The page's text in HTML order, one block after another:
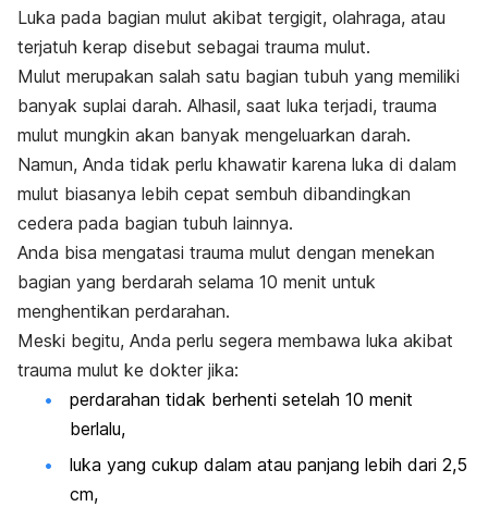
Luka pada bagian mulut akibat tergigit, olahraga, atau
terjatuh kerap disebut sebagai trauma mulut.
Mulut merupakan salah satu bagian tubuh yang memiliki
banyak suplai darah. Alhasil, saat luka terjadi, trauma
mulut mungkin akan banyak mengeluarkan darah.
Namun, Anda tidak perlu khawatir karena luka di dalam
mulut biasanya lebih cepat sembuh dibandingkan
cedera pada bagian tubuh lainnya.
Anda bisa mengatasi trauma mulut dengan menekan
bagian yang berdarah selama 10 menit untuk
menghentikan perdarahan.
Meski begitu, Anda perlu segera membawa luka akibat
trauma mulut ke dokter jika:
perdarahan tidak berhenti setelah 10 menit
berlalu,
luka yang cukup dalam atau panjang lebih dari 2,5
cm,